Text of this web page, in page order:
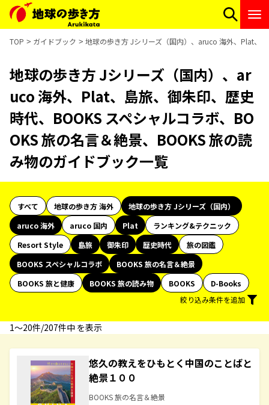
TOP ガイドブック 地球の歩き方 Jシリーズ（国内）、aruco 海外、Plat、
地球の歩き方 Jシリーズ（国内）、ar
uco 海外、Plat、島旅、御朱印、歴史
時代、BOOKS スペシャルコラボ、BO
OKS 旅の名言＆絶景、BOOKS 旅の読
み物のガイドブック一覧
すべて 地球の歩き方 海外
地球の歩き方 Jシリーズ（国内）
aruco 海外
aruco 国内 Plat
ランキング&テクニック
Resort Style
島旅 御朱印 歴史時代
旅の図鑑
BOOKS スペシャルコラボ
BOOKS 旅の名言＆絶景
BOOKS 旅と健康
BOOKS 旅の読み物 BOOKS
D-Books
絞り込み条件を追加
1〜20件/207件中 を表示
悠久の教えをひもとく中国のことばと
絶景１００
BOOKS 旅の名言＆絶景